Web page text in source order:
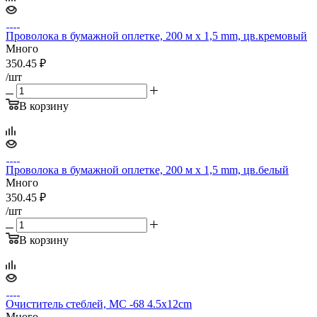
Проволока в бумажной оплетке, 200 м х 1,5 mm, цв.кремовый
Много
350.45 ₽
/шт
В корзину
Проволока в бумажной оплетке, 200 м х 1,5 mm, цв.белый
Много
350.45 ₽
/шт
В корзину
Очиститель стеблей, МС -68 4.5x12cm